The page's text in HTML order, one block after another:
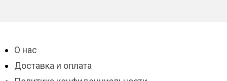
О нас
Доставка и оплата